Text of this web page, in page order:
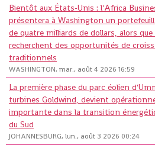
Bientôt aux États-Unis : l'Africa
présentera à Washington un
de quatre milliards de dollars, alors
recherchent des opportunités de
traditionnels
WASHINGTON, mar., août 4 2026 16:59
La première phase du parc éolien
turbines Goldwind, devient
importante dans la transition
du Sud
JOHANNESBURG, lun., août 3 2026 00:24